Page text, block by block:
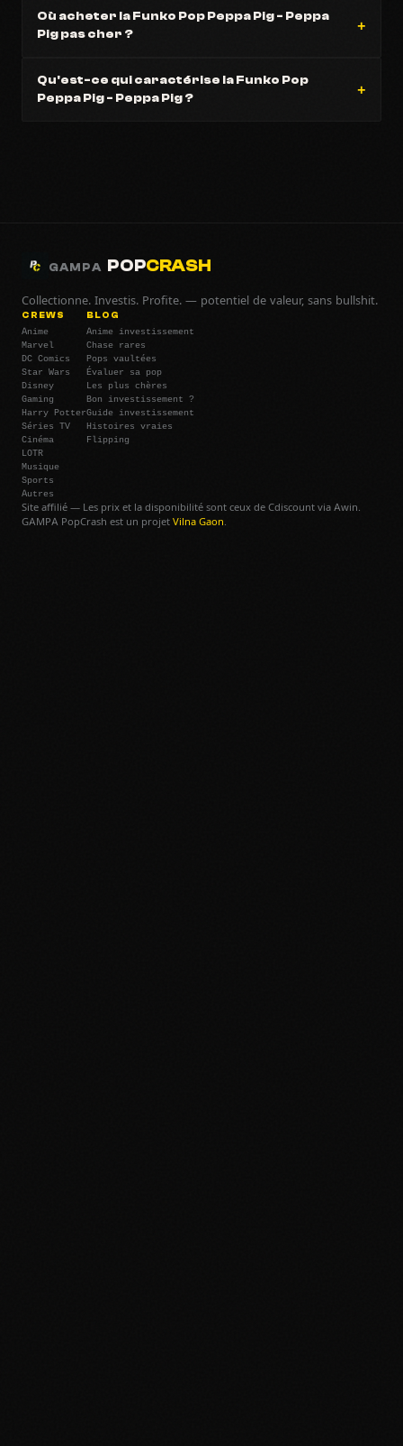
Où acheter la Funko Pop Peppa Pig - Peppa
Pig pas cher ?
Qu'est-ce qui caractérise la Funko Pop
Peppa Pig - Peppa Pig ?
GAMPA POPCRASH
Collectionne. Investis. Profite. — potentiel de valeur, sans bullshit.
CREWS
Anime
Marvel
DC Comics
Star Wars
Disney
Gaming
Harry Potter
Séries TV
Cinéma
LOTR
Musique
Sports
Autres
BLOG
Anime investissement
Chase rares
Pops vaultées
Évaluer sa pop
Les plus chères
Bon investissement ?
Guide investissement
Histoires vraies
Flipping
Site affilié — Les prix et la disponibilité sont ceux de Cdiscount via Awin.
GAMPA PopCrash est un projet Vilna Gaon.